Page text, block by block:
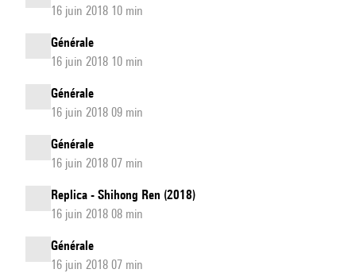
16 juin 2018 10 min
Générale
16 juin 2018 10 min
Générale
16 juin 2018 09 min
Générale
16 juin 2018 07 min
Replica - Shihong Ren (2018)
16 juin 2018 08 min
Générale
16 juin 2018 07 min